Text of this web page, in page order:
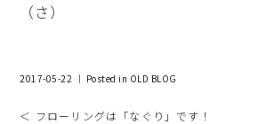
（さ）
2017-05-22 ｜ Posted in OLD BLOG
＜ フローリングは「なぐり」です！